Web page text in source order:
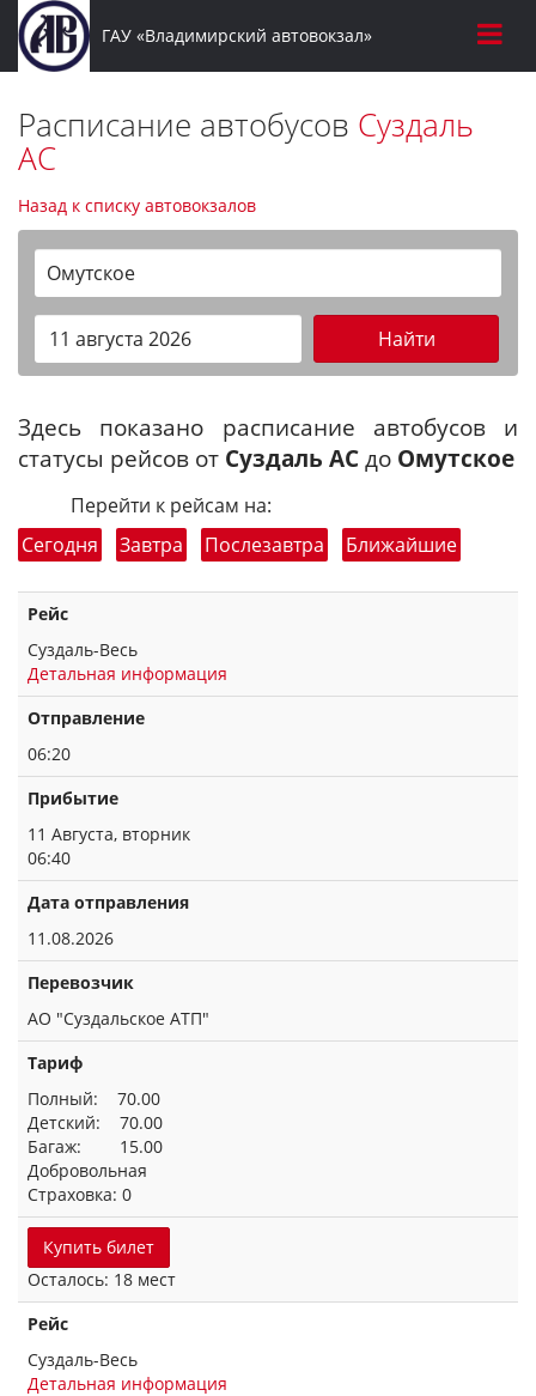
ГАУ «Владимирский автовокзал»
Расписание автобусов Суздаль
АС
Назад к списку автовокзалов
Омутское
Найти
Здесь показано расписание автобусов и
статусы рейсов от Суздаль АС до Омутское
Перейти к рейсам на:
Сегодня
Завтра Послезавтра Ближайшие
Рейс
Суздаль-Весь
Детальная информация
Отправление
06:20
Прибытие
11 Августа, вторник
06:40
Дата отправления
11.08.2026
Перевозчик
АО "Суздальское АТП"
Тариф
Полный: 70.00
Детский: 70.00
Багаж: 15.00
Добровольная
Страховка: 0
Купить билет
Осталось: 18 мест
Рейс
Суздаль-Весь
Детальная информация